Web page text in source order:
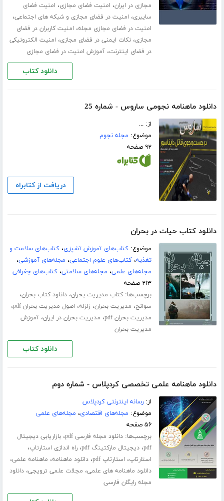
مجازی در ایران، امنیت فضای مجازی، امنیت فضای
سایبری، امنیت در فضای مجازی و شبکه های اجتماعی،
امنیت در فضای مجازی مجله، امنیت کاربران در فضای
مجازی،نکات ایمنی در فضای مجازی، امنیت الکترونیکی
در فضای اینترنت،آموزش امنیت در فضای مجازی
دانلود کتاب
دانلود ماهنامه نجومی ساروس - شماره 25
از: ...
موضوع: مجله نجوم
۹۲ صفحه
دریافت از کتابراه
دانلود کتاب حیات در بحران
موضوع:کتاب‌های آموزش آشپزی،کتاب‌های سلامت و
تغذیه،کتاب‌های علوم اجتماعی، مجله‌های آموزشی،
مجله‌های علمی، مجله‌های سلامتی،کتاب‌های جغرافی
۲۱۳ صفحه
برچسب‌ها:کتاب مدیریت بحران،دانلود کتاب بحران،
سوانح، مدیریت بحران، زلزله، اصول مدیریت بحران pdf ،
مدیریت بحران pdf ، مدیریت بحران در ایران،آموزش
مدیریت بحران
دانلود کتاب
دانلود ماهنامه علمی تخصصی کردپلاس - شماره دوم
از:رسانه اینترنتی کردپلاس
موضوع: مجله‌های اقتصادی، مجله‌های علمی
۵۶ صفحه
برچسب‌ها:دانلود مجله فارسی pdf ،بازاریابی دیجیتال
pdf،دیجیتال مارکتینگ pdf ،راه اندازی استارتاپ،
استارتاپ، استارتاپ pdf ،دانلود ماهنامه، ماهنامه علمی،
دانلود ماهنامه های علمی، مجلات علمی ترویجی،دانلود
مجله رایگان فارسی